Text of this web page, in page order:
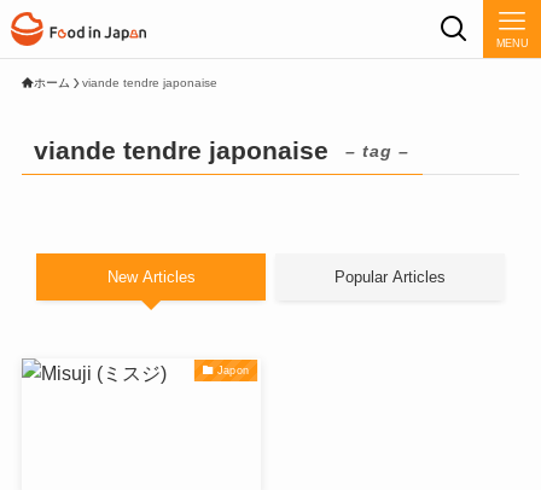
MENU
ホーム viande tendre japonaise
viande tendre japonaise – tag –
New Articles Popular Articles
Japon